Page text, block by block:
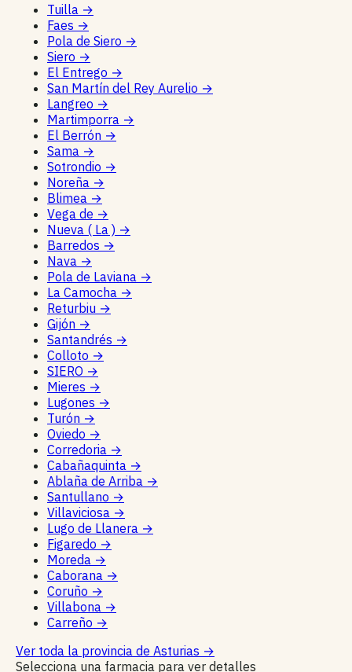
Tuilla →
Faes →
Pola de Siero →
Siero →
El Entrego →
San Martín del Rey Aurelio →
Langreo →
Martimporra →
El Berrón →
Sama →
Sotrondio →
Noreña →
Blimea →
Vega de →
Nueva ( La ) →
Barredos →
Nava →
Pola de Laviana →
La Camocha →
Returbiu →
Gijón →
Santandrés →
Colloto →
SIERO →
Mieres →
Lugones →
Turón →
Oviedo →
Corredoria →
Cabañaquinta →
Ablaña de Arriba →
Santullano →
Villaviciosa →
Lugo de Llanera →
Figaredo →
Moreda →
Caborana →
Coruño →
Villabona →
Carreño →
Ver toda la provincia de Asturias →
Selecciona una farmacia para ver detalles